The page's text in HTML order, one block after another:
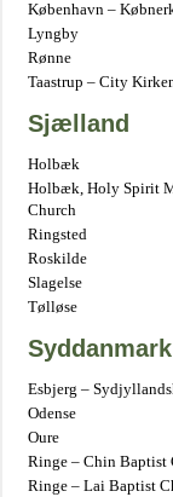
København –
Lyngby
Rønne
Taastrup – City
Sjælland
Holbæk
Holbæk, Holy Spirit
Church
Ringsted
Roskilde
Slagelse
Tølløse
Syddanmark
Esbjerg –
Odense
Oure
Ringe – Chin Baptist
Ringe – Lai Baptist